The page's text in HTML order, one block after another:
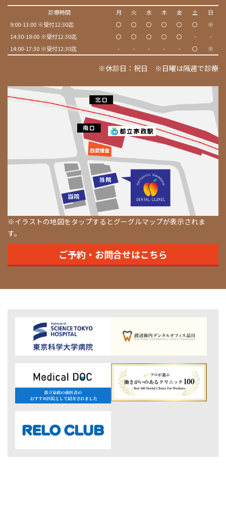
診療時間 月 火 水 木 金 土
日
9:00-13:00 ※受付12:30迄
〇 〇 〇 〇 〇 〇
※
14:30-18:00 ※受付12:30迄
〇 〇 〇 〇 〇 -
-
14:00-17:30 ※受付12:30迄
- - - - - 〇 ※
※休診日：祝日 ※日曜は隔週で診療
※イラストの地図をタップするとグーグルマップが表示されま
す。
ご予約・お問合せはこちら